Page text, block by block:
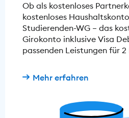
Ob als kostenloses
kostenloses
Studierenden-WG – das
Girokonto inklusive Visa
passenden Leistungen für 2
Mehr erfahren